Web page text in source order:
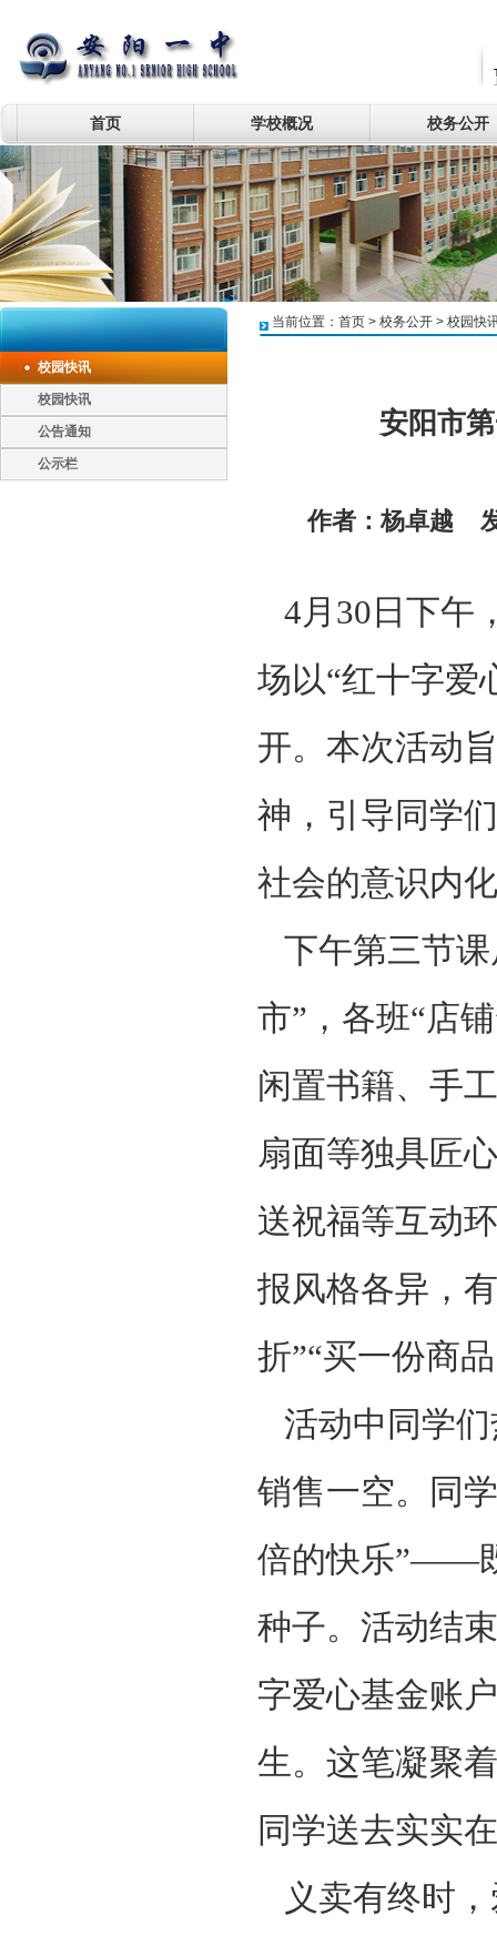
首页 学校概况 校务公开
校园快讯
校园快讯
公告通知
公示栏
当前位置： 首页 > 校务公开 > 校园快
安阳市
作者：杨卓越
4月30日下午
场以“红十字爱
开。本次活动
神，引导同学
社会的意识内
下午第三节课
市”，各班“店
闲置书籍、手
扇面等独具匠
送祝福等互动
报风格各异，
折”“买一份商
活动中同学们
销售一空。同
倍的快乐”——
种子。活动结
字爱心基金账
生。这笔凝聚
同学送去实实
义卖有终时，